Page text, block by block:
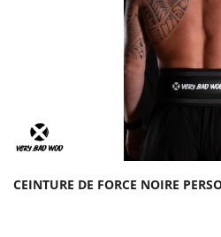
CEINTURE DE FORCE NOIRE